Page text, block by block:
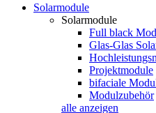
Solarmodule
Solarmodule
Full black
Glas-Glas
Projektmodule
bifaciale
Modulzubehör
alle anzeigen